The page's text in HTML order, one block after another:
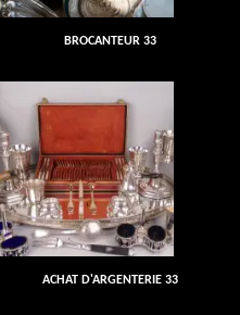
BROCANTEUR 33
ACHAT D'ARGENTERIE 33